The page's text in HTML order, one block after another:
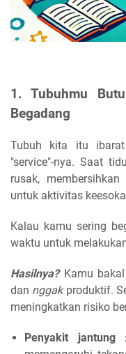
1. Tubuhmu
Begadang
Tubuh kita itu
"service"-nya. Saat
rusak,
untuk aktivitas
Kalau kamu sering
waktu untuk
Hasilnya?Kamu bakal
dan nggakproduktif.
meningkatkan risiko
Penyakit jantung